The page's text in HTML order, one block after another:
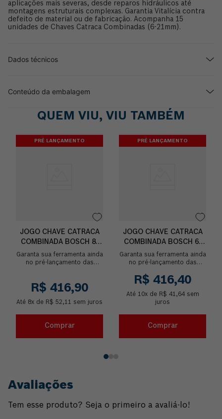
aplicações mais severas, desde reparos hidráulicos até
montagens estruturais complexas. Garantia Vitalícia contra
defeito de material ou de fabricação. Acompanha 15
unidades de Chaves Catraca Combinadas (6-21mm).
Dados técnicos
Conteúdo da embalagem
QUEM VIU, VIU TAMBÉM
PRÉ LANÇAMENTO
JOGO CHAVE CATRACA
COMBINADA BOSCH 8-
19MM 8 UNIDADES
Garanta sua ferramenta ainda
no pré-lançamento das
conquiste resul...
R$ 416,90
Até 8x de R$ 52,11 sem juros
Comprar
PRÉ LANÇAMENTO
JOGO CHAVE CATRACA
COMBINADA BOSCH 6-
19MM 12 UNIDADES
Garanta sua ferramenta ainda
no pré-lançamento das
Agilize suas tarefas e
conquiste resul...
R$ 416,40
Até 10x de R$ 41,64sem
juros
Comprar
Avaliações
Tem esse produto? Seja o primeiro a avaliá-lo!